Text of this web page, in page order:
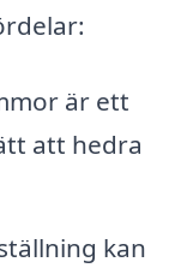
är ett
att hedra
kan